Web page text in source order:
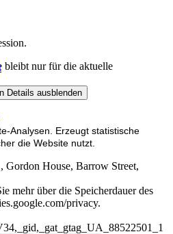
bleibt nur für die aktuelle
Details ausblenden
Analysen. Erzeugt statistische
die Website nutzt.
House, Barrow Street,
mehr über die Speicherdauer des
privacy.